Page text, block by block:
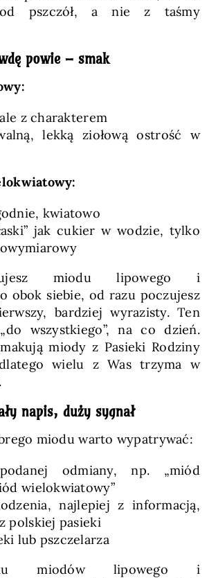
pszczół, a nie z taśmy
powie – smak
z charakterem
lekką ziołową ostrość w
kwiatowo
jak cukier w wodzie, tylko
miodu lipowego i
obok siebie, od razu poczujesz
bardziej wyrazisty. Ten
wszystkiego”, na co dzień.
miody z Pasieki Rodziny
wielu z Was trzyma w
napis, duży sygnał
miodu warto wypatrywać:
odmiany, np. „miód
wielokwiatowy”
najlepiej z informacją,
polskiej pasieki
lub pszczelarza
miodów lipowego i